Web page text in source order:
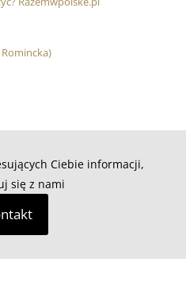
Romincka)
Ciebie informacji,
się z nami